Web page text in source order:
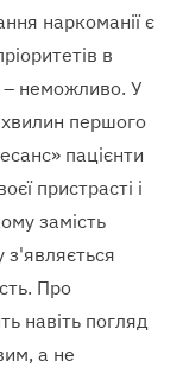
наркоманії є
в
– неможливо. У
першого
пацієнти
пристрасті і
замість
з'являється
Про
навіть погляд
а не